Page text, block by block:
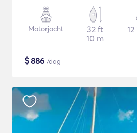
Motorjacht
32 ft
10 m
$886 /dag